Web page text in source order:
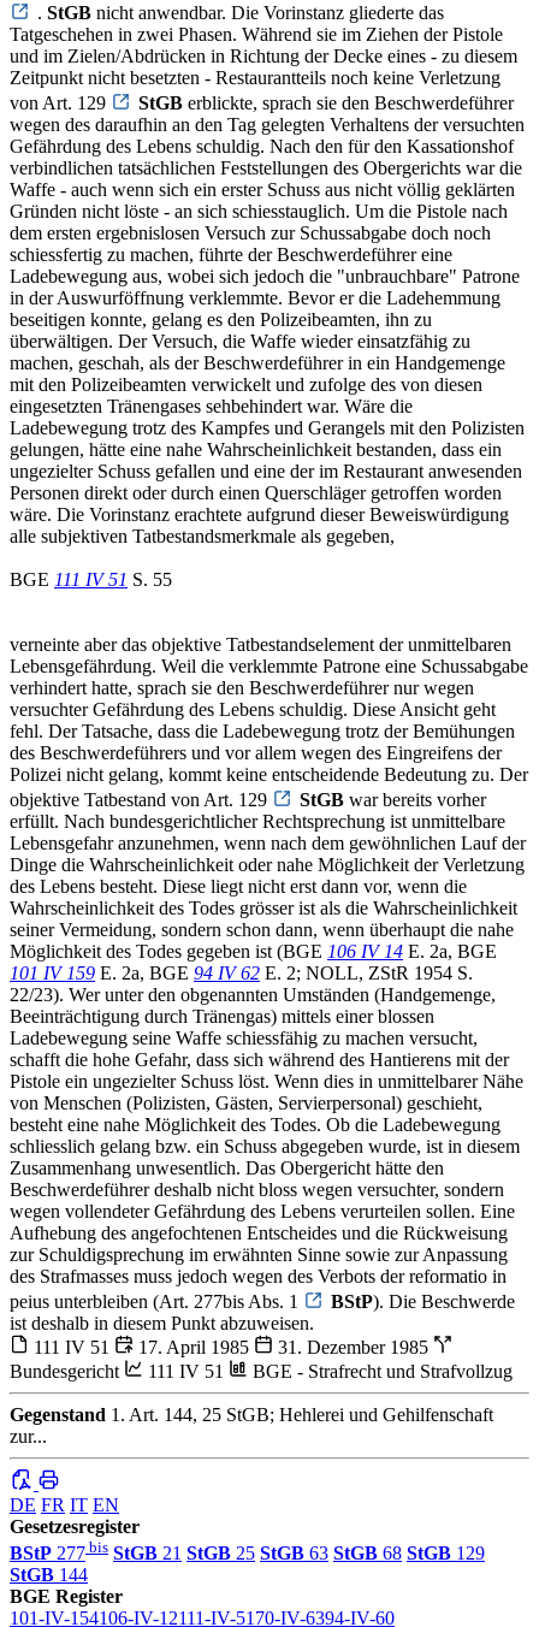
. StGB nicht anwendbar. Die Vorinstanz gliederte das
Tatgeschehen in zwei Phasen. Während sie im Ziehen der Pistole
und im Zielen/Abdrücken in Richtung der Decke eines - zu diesem
Zeitpunkt nicht besetzten - Restaurantteils noch keine Verletzung
von Art. 129
StGB erblickte, sprach sie den Beschwerdeführer
wegen des daraufhin an den Tag gelegten Verhaltens der versuchten
Gefährdung des Lebens schuldig. Nach den für den Kassationshof
verbindlichen tatsächlichen Feststellungen des Obergerichts war die
Waffe - auch wenn sich ein erster Schuss aus nicht völlig geklärten
Gründen nicht löste - an sich schiesstauglich. Um die Pistole nach
dem ersten ergebnislosen Versuch zur Schussabgabe doch noch
schiessfertig zu machen, führte der Beschwerdeführer eine
Ladebewegung aus, wobei sich jedoch die "unbrauchbare" Patrone
in der Auswurföffnung verklemmte. Bevor er die Ladehemmung
beseitigen konnte, gelang es den Polizeibeamten, ihn zu
überwältigen. Der Versuch, die Waffe wieder einsatzfähig zu
machen, geschah, als der Beschwerdeführer in ein Handgemenge
mit den Polizeibeamten verwickelt und zufolge des von diesen
eingesetzten Tränengases sehbehindert war. Wäre die
Ladebewegung trotz des Kampfes und Gerangels mit den Polizisten
gelungen, hätte eine nahe Wahrscheinlichkeit bestanden, dass ein
ungezielter Schuss gefallen und eine der im Restaurant anwesenden
Personen direkt oder durch einen Querschläger getroffen worden
wäre. Die Vorinstanz erachtete aufgrund dieser Beweiswürdigung
alle subjektiven Tatbestandsmerkmale als gegeben,
BGE 111 IV 51 S. 55
verneinte aber das objektive Tatbestandselement der unmittelbaren
Lebensgefährdung. Weil die verklemmte Patrone eine Schussabgabe
verhindert hatte, sprach sie den Beschwerdeführer nur wegen
versuchter Gefährdung des Lebens schuldig. Diese Ansicht geht
fehl. Der Tatsache, dass die Ladebewegung trotz der Bemühungen
des Beschwerdeführers und vor allem wegen des Eingreifens der
Polizei nicht gelang, kommt keine entscheidende Bedeutung zu. Der
objektive Tatbestand von Art. 129
StGB war bereits vorher
erfüllt. Nach bundesgerichtlicher Rechtsprechung ist unmittelbare
Lebensgefahr anzunehmen, wenn nach dem gewöhnlichen Lauf der
Dinge die Wahrscheinlichkeit oder nahe Möglichkeit der Verletzung
des Lebens besteht. Diese liegt nicht erst dann vor, wenn die
Wahrscheinlichkeit des Todes grösser ist als die Wahrscheinlichkeit
seiner Vermeidung, sondern schon dann, wenn überhaupt die nahe
Möglichkeit des Todes gegeben ist (BGE 106 IV 14 E. 2a, BGE
101 IV 159 E. 2a, BGE 94 IV 62 E. 2; NOLL, ZStR 1954 S.
22/23). Wer unter den obgenannten Umständen (Handgemenge,
Beeinträchtigung durch Tränengas) mittels einer blossen
Ladebewegung seine Waffe schiessfähig zu machen versucht,
schafft die hohe Gefahr, dass sich während des Hantierens mit der
Pistole ein ungezielter Schuss löst. Wenn dies in unmittelbarer Nähe
von Menschen (Polizisten, Gästen, Servierpersonal) geschieht,
besteht eine nahe Möglichkeit des Todes. Ob die Ladebewegung
schliesslich gelang bzw. ein Schuss abgegeben wurde, ist in diesem
Zusammenhang unwesentlich. Das Obergericht hätte den
Beschwerdeführer deshalb nicht bloss wegen versuchter, sondern
wegen vollendeter Gefährdung des Lebens verurteilen sollen. Eine
Aufhebung des angefochtenen Entscheides und die Rückweisung
zur Schuldigsprechung im erwähnten Sinne sowie zur Anpassung
des Strafmasses muss jedoch wegen des Verbots der reformatio in
peius unterbleiben (Art. 277bis Abs. 1
BStP). Die Beschwerde
ist deshalb in diesem Punkt abzuweisen.
111 IV 51
17. April 1985
31. Dezember 1985
Bundesgericht
111 IV 51 BGE - Strafrecht und Strafvollzug
Gegenstand 1. Art. 144, 25 StGB; Hehlerei und Gehilfenschaft
zur...
DE FR IT EN
Gesetzesregister
BStP 277 bis StGB 21 StGB 25 StGB 63 StGB 68 StGB 129
StGB 144
BGE Register
101-IV-154106-IV-12111-IV-51 70-IV-6394-IV-60